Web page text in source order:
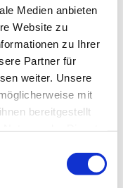
Medien anbieten
Website zu
zu Ihrer
Partner für
weiter. Unsere
mit
bereitgestellt